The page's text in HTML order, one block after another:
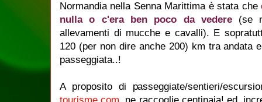
Normandia nella Senna Marittima è stata che
nulla o c'era ben poco da vedere(se
allevamenti di mucche e cavalli). E
120 (per non dire anche 200) km tra andata
passeggiata..!
A proposito di passeggiate/sentieri/